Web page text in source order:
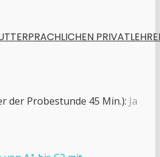
der Probestunde 45 Min.): Ja